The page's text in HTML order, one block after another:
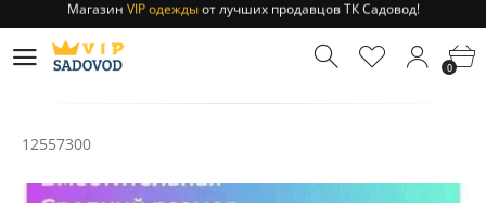
Отправление заказа 1-3 дняпо РФ и МСК!
Магазин
от лучших продавцов ТК Садовод!
Отправление заказа 1-3 дня
0
12557300